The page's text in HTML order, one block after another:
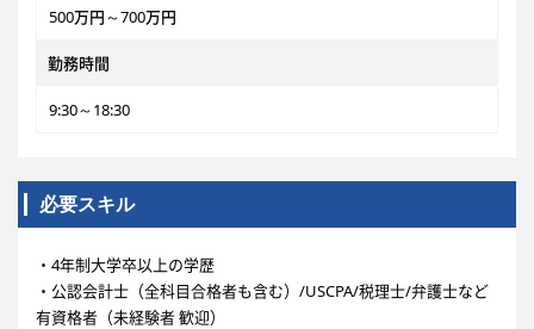
500万円～700万円
勤務時間
9:30～18:30
必要スキル
・4年制大学卒以上の学歴
・公認会計士（全科目合格者も含む）/USCPA/税理士/弁護士など
有資格者（未経験者 歓迎）